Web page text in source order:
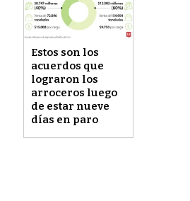
Estos son los
acuerdos que
lograron los
arroceros luego
de estar nueve
días en paro